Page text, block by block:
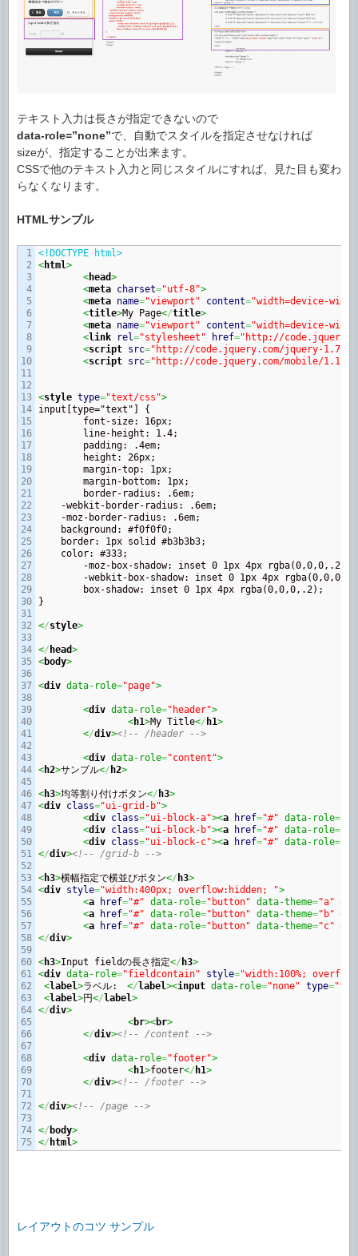
テキスト入力は長さが指定できないので
data-role=”none”で、自動でスタイルを指定させなければ
sizeが、指定することが出来ます。
CSSで他のテキスト入力と同じスタイルにすれば、見た目も変わ
らなくなります。
HTMLサンプル
1
2
3
4
5
6
7
8
9
10
11
12
13
14
15
16
17
18
19
20
21
22
23
24
25
26
27
28
29
30
31
32
33
34
35
36
37
38
39
40
41
42
43
44
45
46
47
48
49
50
51
52
53
54
55
56
57
58
59
60
61
62
63
64
65
66
67
68
69
70
71
72
73
74
<!DOCTYPE html>
<html>
<head>
<meta charset="utf-8">
<meta name="viewport" content="width=device-
<title>My Page</title>
<meta name="viewport" content="width=device-
<link rel="stylesheet" href="http://
<script src="http://code.jquery.com/jquery-
<script src="http://code.jquery.com/mobile/
<style type="text/css">
input[type="text"] {
    -webkit-border-radius: .6em;
    -moz-border-radius: .6em;
    background: #f0f0f0;
    border: 1px solid #b3b3b3;
    color: #333;
}
</style>
</ head>
<body>
<div data-role="page">
<div data-role="header">
<h1>My Title</ h1>
</div><!-- /header -->
<div data-role="content">
<h2>サンプル</ h2>
<h3>均等割り付けボタン</ h3>
<div class="ui-grid-b">
<div class="ui-block-a"><a href="#" data-role=
<div class="ui-block-b"><a href="#" data-role=
<div class="ui-block-c"><a href="#" data-role=
</div><!-- /grid-b -->
<h3>横幅指定で横並びボタン</ h3>
<div style="width:400px; overflow:hidden; ">
<a href="#" data-role="button" data-theme="a"
<a href="#" data-role="button" data-theme="b"
<a href="#" data-role="button" data-theme="c"
</div>
<h3>Input fieldの長さ指定</ h3>
<div data-role="fieldcontain" style="width:100%;
<label>ラベル: </label><input data-role="none" type=
<label>円</label>
</div>
<br><br>
</div><!-- /content -->
<div data-role="footer">
<h1>footer</ h1>
</div><!-- /footer -->
</div><!-- /page -->
</ body>
</ html>
レイアウトのコツ サンプル